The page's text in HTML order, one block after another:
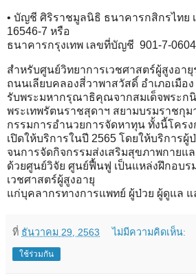
• บัญชี ศิริราชมูลนิธิ ธนาคารกสิกรไทย
16546-7 หรือ
ธนาคารกรุงเทพ เลขที่บัญชี 901-7-
สำหรับศูนย์วิทยาการเวชศาสตร์ผู้สูงอา
ถนนเลียบคลองสี่วาพาสวัสดิ์ อำเภอเมือ
รับพระมหากรุณาธิคุณจากสมเด็จพระก
พระเทพรัตนราชสุดาฯ สยามบรมราชกุม
กรรมการอำนวยการจัดหาทุน ทั้งนี้โครง
เปิดให้บริการในปี 2565 โดยให้บริการ
จนการจัดกิจกรรมส่งเสริมสุขภาพกายแ
ด้วยศูนย์วิจัย ศูนย์ฟื้นฟู เป็นแหล่งฝึกอบร
เวชศาสตร์ผู้สูงอายุ
แก่บุคลากรทางการแพทย์ ผู้ป่วย ผู้ดูแล
ที่ ธันวาคม 29, 2563 ไม่มีความคิดเห็น:
ใช้ร่วมกัน